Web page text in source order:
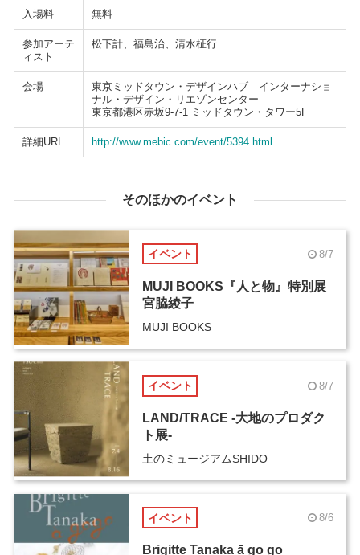
入場料 無料
参加アーテ
ィスト
松下計、福島治、清水柾行
会場
東京ミッドタウン・デザインハブ インターナショ
ナル・デザイン・リエゾンセンター
東京都港区赤坂9-7-1 ミッドタウン・タワー5F
詳細URL http://www.mebic.com/event/5394.html
そのほかのイベント
イベント 8/7
MUJI BOOKS『人と物』特別展
宮脇綾子
MUJI BOOKS
イベント 8/7
LAND/TRACE -大地のプロダク
ト展-
土のミュージアムSHIDO
イベント 8/6
Brigitte Tanaka ā go go